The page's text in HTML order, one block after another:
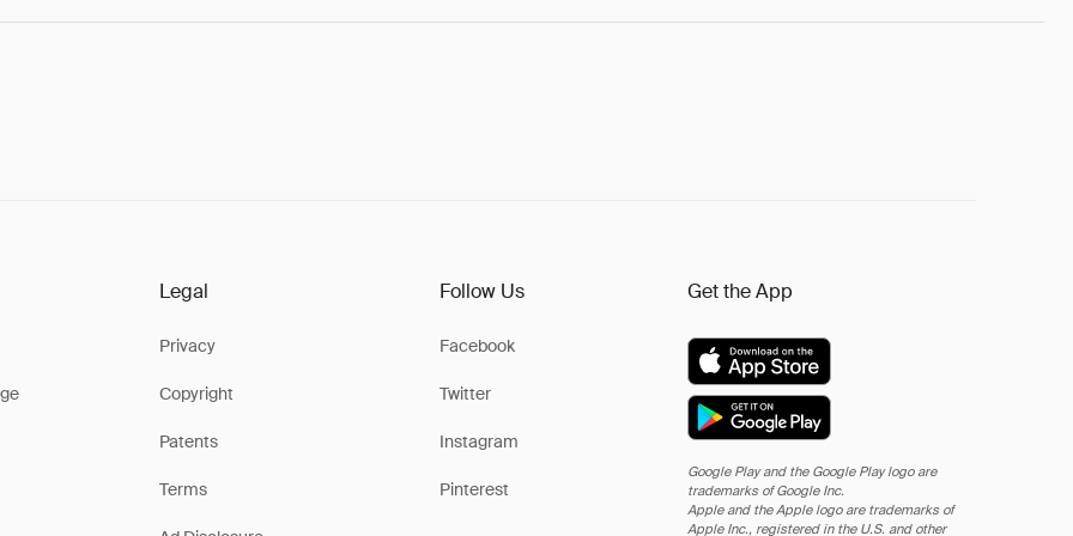
Legal
Privacy
Copyright
Patents
Terms
Follow Us
Facebook
Twitter
Instagram
Pinterest
Get the App
Google Play and the Google Play logo are
trademarks of Google Inc.
Apple and the Apple logo are trademarks of
Apple Inc., registered in the U.S. and other